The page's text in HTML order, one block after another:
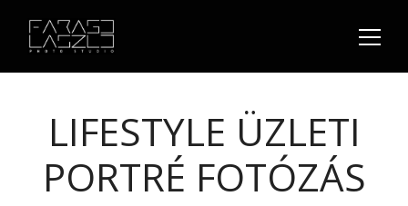
LIFESTYLE ÜZLETI
PORTRÉ FOTÓZÁS